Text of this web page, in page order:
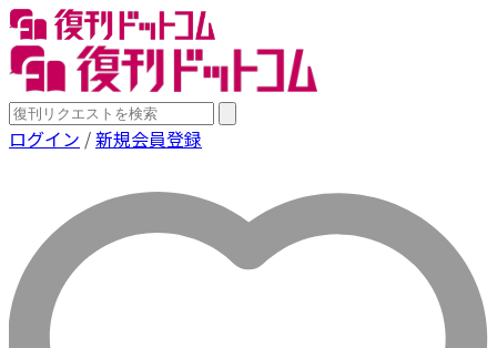
ログイン /新規会員登録